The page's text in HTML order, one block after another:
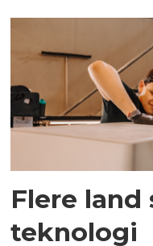
Flere
teknologi